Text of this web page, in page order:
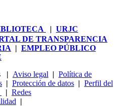
| URJC
DE TRANSPARENCIA
| EMPLEO PÚBLICO
| Aviso legal | Política de
| Protección de datos | Perfil del
| Redes
|